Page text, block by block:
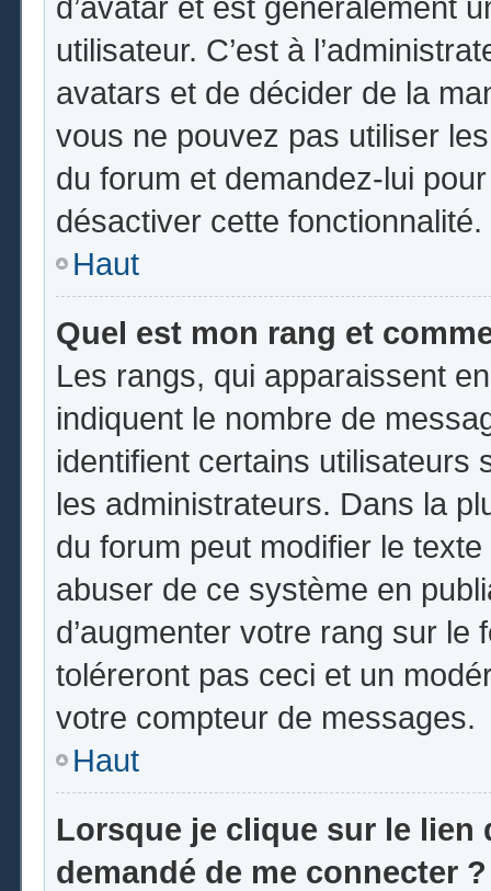
utilisateur. C’est à
avatars et de décider de la
vous ne pouvez pas utiliser
du forum et demandez-lui
désactiver cette fonctionnalité.
Haut
Quel est mon rang et
Les rangs, qui apparaissent
indiquent le nombre de
identifient certains utilisateurs
les administrateurs. Dans la
du forum peut modifier le
abuser de ce système en
d’augmenter votre rang sur
toléreront pas ceci et un
votre compteur de messages.
Haut
Lorsque je clique sur le lien
demandé de me connecter ?